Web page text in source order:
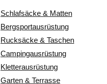
Schlafsäcke & Matten
Bergsportausrüstung
Rucksäcke & Taschen
Campingausrüstung
Kletterausrüstung
Garten & Terrasse